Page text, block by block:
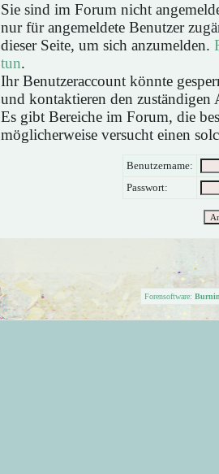
Sie sind im Forum nicht
nur für angemeldete Benutzer
dieser Seite, um sich anzumelden.
tun.
Ihr Benutzeraccount könnte
und kontaktieren den zuständigen
Es gibt Bereiche im Forum, die
möglicherweise versucht einen
Benutzername:
Passwort:
Forensoftware: